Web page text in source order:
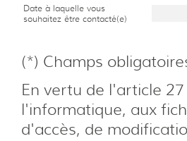
Date à laquelle vous
souhaitez être contacté(e)
(*) Champs
En vertu de l'article
l'informatique, aux
d'accès, de